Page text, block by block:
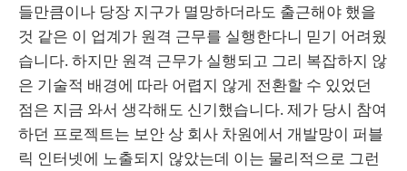
들만큼이나 당장 지구가 멸망하더라도 출근해야 했을
것 같은 이 업계가 원격 근무를 실행한다니 믿기 어려웠
습니다. 하지만 원격 근무가 실행되고 그리 복잡하지 않
은 기술적 배경에 따라 어렵지 않게 전환할 수 있었던
점은 지금 와서 생각해도 신기했습니다. 제가 당시 참여
하던 프로젝트는 보안 상 회사 차원에서 개발망이 퍼블
릭 인터넷에 노출되지 않았는데 이는 물리적으로 그런